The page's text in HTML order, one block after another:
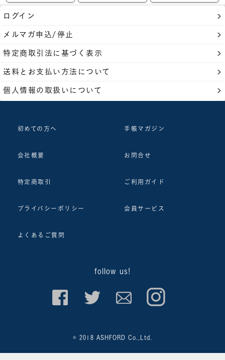
ログイン
メルマガ申込/停止
特定商取引法に基づく表示
送料とお支払い方法について
個人情報の取扱いについて
初めての方へ 手帳マガジン
会社概要 お問合せ
特定商取引 ご利用ガイド
プライバシーポリシー 会員サービス
よくあるご質問
follow us!
© 2018 ASHFORD Co.,Ltd.